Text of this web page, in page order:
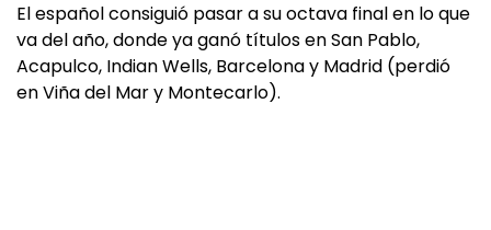
El español consiguió pasar a su octava final en lo que
va del año, donde ya ganó títulos en San Pablo,
Acapulco, Indian Wells, Barcelona y Madrid (perdió
en Viña del Mar y Montecarlo).